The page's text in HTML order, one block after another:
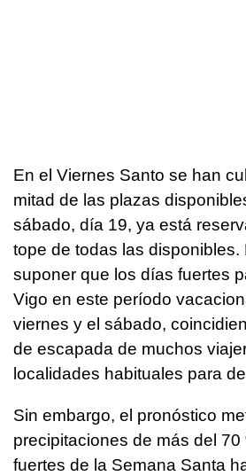
En el Viernes Santo se han
mitad de las plazas
sábado, día 19, ya está
tope de todas las disponibles.
suponer que los días fuertes
Vigo en este período
viernes y el sábado,
de escapada de muchos
localidades habituales para
Sin embargo, el pronóstico
precipitaciones de más del 70
fuertes de la Semana Santa